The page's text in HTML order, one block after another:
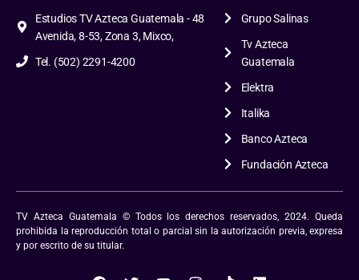
Estudios TV Azteca Guatemala - 48
Avenida, 8-53, Zona 3, Mixco,
Tel. (502) 2291-4200
Grupo Salinas
Tv Azteca
Guatemala
Elektra
Italika
Banco Azteca
Fundación Azteca
TV Azteca Guatemala © Todos los derechos reservados, 2024. Queda
prohibida la reproducción total o parcial sin la autorización previa, expresa
y por escrito de su titular.